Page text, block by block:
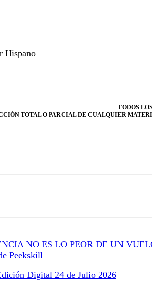
Hispano
TODOS
TOTAL O PARCIAL DE CUALQUIER
NO ES LO PEOR DE UN
Peekskill